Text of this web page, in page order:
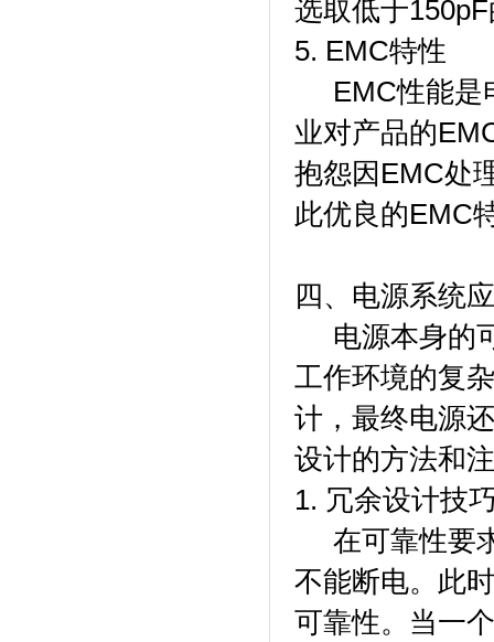
选取低于
5. EMC特性
EMC性能是
业对产品的
抱怨因EMC处
此优良的EMC
四、电源系统
电源本身的
工作环境的复
计，最终电源
设计的方法和
1. 冗余设计技
在可靠性要
不能断电。此
可靠性。当一